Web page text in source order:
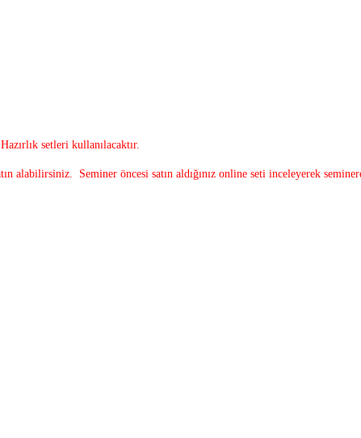
setleri kullanılacaktır.
alabilirsiniz. Seminer öncesi satın aldığınız online seti inceleyerek